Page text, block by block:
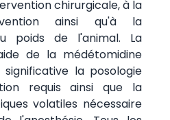
chirurgicale, à la
ainsi qu'à la
poids de l'animal. La
de la médétomidine
la posologie
requis ainsi que la
volatiles nécessaire